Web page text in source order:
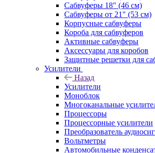
Сабвуферы 18" (46 см)
Сабвуферы от 21" (53 см)
Корпусные сабвуферы
Короба для сабвуферов
Активные сабвуферы
Аксессуары для коробов
Защитные решетки для
Усилители
Назад
Усилители
Моноблок
Многоканальные
Процессоры
Процессорные усилители
Преобразователь
Вольтметры
Автомобильные